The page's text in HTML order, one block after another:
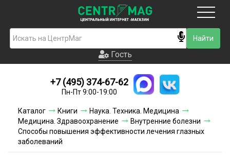
Гость
Новинки
Условия доставки
Условия оплаты
Гость
+7 (495) 374-67-62
Пн-Пт 9:00-19:00
Каталог Книги
Наука. Техника. Медицина
Медицина. Здравоохранение
Внутренние болезни
Способы повышения эффективности лечения глазных
заболеваний